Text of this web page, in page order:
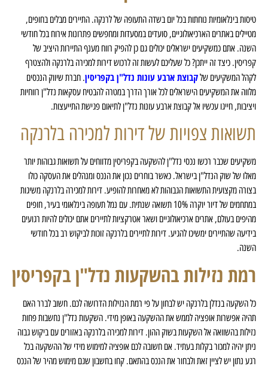
טיסות בינלאומיות נוחתות בכל יום בשדה התעופה של לרנקה. התיירים מבלים בחופים,
מטיילים באתרים הארכיאולוגיים, סועדים במסעדות ומחפשים פתרונות אירוח בכל חודשי
השנה. אתם כמשקיעים ישראלים יכולים גם כן להפיק רווח מענף התיירות היציב של
קפריסין. כיצד זה ייתכן? כל שעליכם לעשות זה לרכוש דירות למכירה בלרנקה ולהצטרף
לקהל המשקיעים שלקבוצת ארבע עונות נדל"ן בקפריסין. חברת שיווק הנכסים
מלווה את המשקיעים הישראלים לכל אורך הדרך במטרה להבטיח עסקאות נדל"ן רווחיות
ויציבות, חייגו עכשיו אל קבוצת ארבע עונות נדל"ן לתיאום פגישת התייעצות.
תשואות צפויות של דירות למכירה בלרנקה
משקיעים שכבר רכשו נכסי נדל"ן להשקעה בקפריסין מדווחים על תשואות גבוהות יותר
מאלו של שוק הנדל"ן בישראל. כאשר בוחרים נכון את הנכס ומנהלים את העסקה כולו
בצורה מקצועית התשואות הגבוהות לא מאחרות להופיע. דירות למכירה בלרנקה משיגות
במתחמים של דיור יוקרה 10% תשואה שנתית. עם נמל תעופה בינלאומי בעיר, חופים
מהיפים בעולם, אתרים ארכיאולוגיים ושאר אטרקציות לתיירים אתם יכולים להיות רגועים
בידיעה שהתיירים ימשיכו להגיע. דירות לתיירים בלרנקה זוכות לביקוש רב בכל חודשי
השנה.
רמת נזילות בהשקעות נדל"ן בקפריסין
כל השקעה בנדלן בלרנקה יש לבחון על פי רמת הנזילות הדרושה לכם. חשוב לברר האם
תהיה אפשרות אופציה לממש את ההשקעה באופן מידי. השקעות נדל"ן נחשבות פחות
נזילות בהשוואה אל השקעות בשוק ההון. דירות למכירה בלרנקה באזורים עם ביקוש גבוה
ניתן יהיה למכור בקלות בעתיד. אם חשובה לכם אופציה למימוש מידי של ההשקעה בכל
רגע נתון יש לציין זאת ולבחור את הנכס בהתאם. קחו בחשבון שגם מימוש מהיר של הנכס